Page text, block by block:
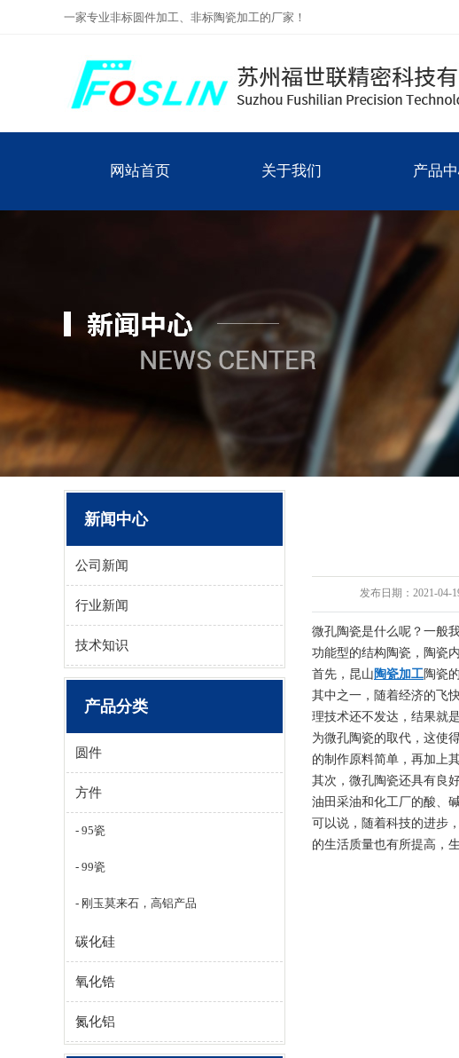
一家专业非标圆件加工、非标陶瓷加工的厂家！
网站首页 关于我们
主要领域
产品
产品
新闻中心
公司新闻
行业新闻
技术知识
产品分类
圆件
方件
95瓷
99瓷
刚玉莫来石，高铝产品
碳化硅
氧化锆
氮化铝
发布日期： 2021-04-
微孔陶瓷是什么呢？一般
功能型的结构陶瓷，陶瓷
首先，昆山 陶瓷加工陶瓷
其中之一，随着经济的飞
理技术还不发达，结果就
为微孔陶瓷的取代，这使
的制作原料简单，再加上
其次，微孔陶瓷还具有良
油田采油和化工厂的酸、
可以说，随着科技的进步
的生活质量也有所提高，